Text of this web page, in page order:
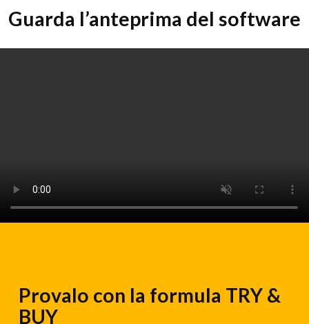
Guarda l’anteprima del software
Provalo con la formula TRY &
BUY